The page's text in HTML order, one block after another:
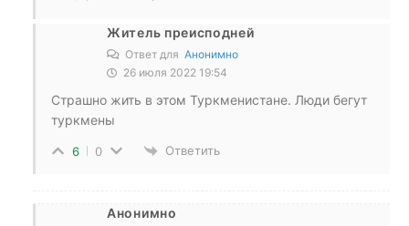
Житель преисподней
Ответ для Анонимно
26 июля 2022 19:54
Страшно жить в этом Туркменистане. Люди бегут
туркмены
6 0 Ответить
Анонимно